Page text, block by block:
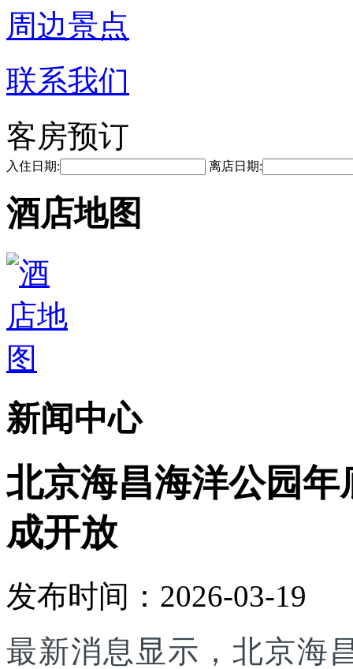
周边景点
联系我们
客房预订
入住日期: 离店日期:
酒店地图
新闻中心
北京海昌海洋公园年
成开放
发布时间：2026-03-19
最新消息显示，北京海